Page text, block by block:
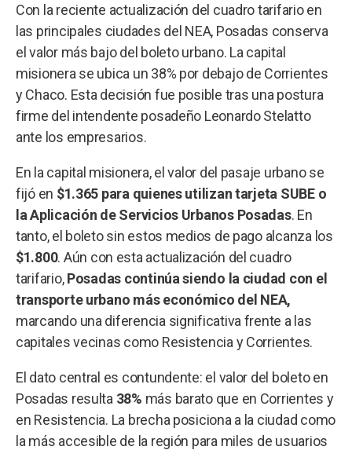
Con la reciente actualización del cuadro tarifario en
las principales ciudades del NEA, Posadas conserva
el valor más bajo del boleto urbano. La capital
misionera se ubica un 38% por debajo de Corrientes
y Chaco. Esta decisión fue posible tras una postura
firme del intendente posadeño Leonardo Stelatto
ante los empresarios.
En la capital misionera, el valor del pasaje urbano se
fijó en $1.365 para quienes utilizan tarjeta SUBE o
la Aplicación de Servicios Urbanos Posadas. En
tanto, el boleto sin estos medios de pago alcanza los
$1.800. Aún con esta actualización del cuadro
tarifario,Posadas continúa siendo la ciudad con el
transporte urbano más económico del NEA,
marcando una diferencia significativa frente a las
capitales vecinas como Resistencia y Corrientes.
El dato central es contundente: el valor del boleto en
Posadas resulta 38% más barato que en Corrientes y
en Resistencia. La brecha posiciona a la ciudad como
la más accesible de la región para miles de usuarios